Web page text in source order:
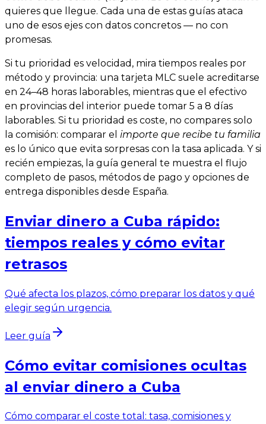
quieres que llegue. Cada una de estas guías ataca
uno de esos ejes con datos concretos — no con
promesas.
Si tu prioridad es velocidad, mira tiempos reales por
método y provincia: una tarjeta MLC suele acreditarse
en 24–48 horas laborables, mientras que el efectivo
en provincias del interior puede tomar 5 a 8 días
laborables. Si tu prioridad es coste, no compares solo
la comisión: comparar el importe que recibe tu familia
es lo único que evita sorpresas con la tasa aplicada. Y si
recién empiezas, la guía general te muestra el flujo
completo de pasos, métodos de pago y opciones de
entrega disponibles desde España.
Enviar dinero a Cuba rápido:
tiempos reales y cómo evitar
retrasos
Qué afecta los plazos, cómo preparar los datos y qué
elegir según urgencia.
Leer guía
Cómo evitar comisiones ocultas
al enviar dinero a Cuba
Cómo comparar el coste total: tasa, comisiones y